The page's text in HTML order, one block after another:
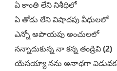
ఏ కాంతి లేని నిశీధిలో
ఏ తోడు లేని విషాదపు వీధులలో
ఎన్నో అపాయపు అంచులలో
నన్నాదుకున్న నా కన్న తండ్రివి (2)
యేసయ్యా నను అనాథగా విడువక